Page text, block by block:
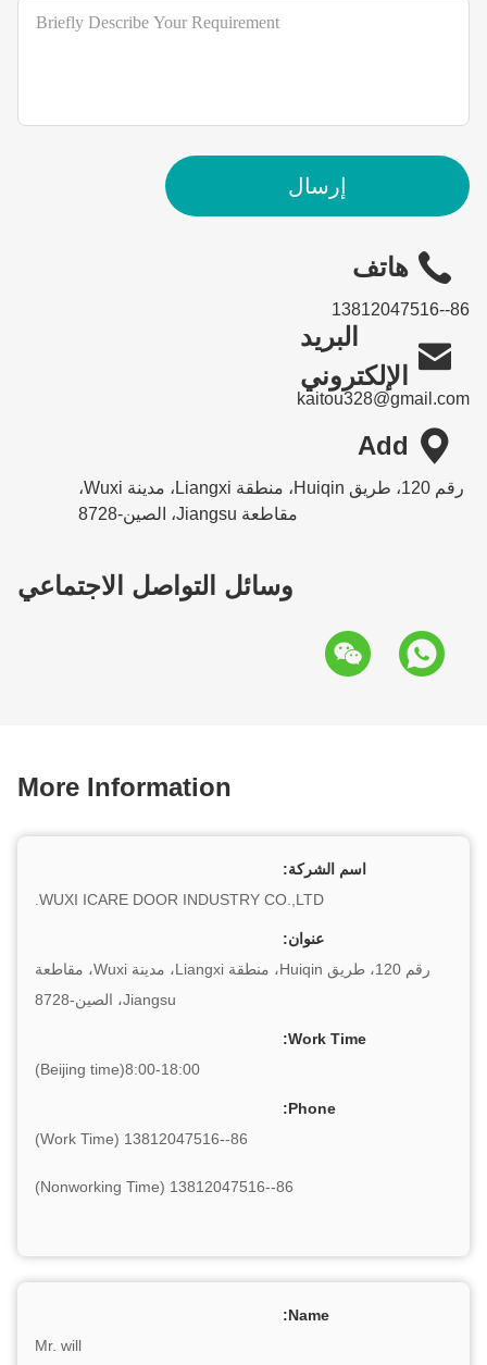
إرسال
هاتف
86--13812047516

البريد
الإلكتروني
kaitou328@gmail.com

Add
رقم 120، طريق Huiqin، منطقة Liangxi، مدينة Wuxi،
مقاطعة Jiangsu، الصين-8728
وسائل التواصل الاجتماعي
More Information
اسم الشركة:
WUXI ICARE DOOR INDUSTRY CO.,LTD.
عنوان:
رقم 120، طريق Huiqin، منطقة Liangxi، مدينة Wuxi، مقاطعة
Jiangsu، الصين-8728
Work Time:
8:00-18:00(Beijing time)
Phone:
86--13812047516 (Work Time)
86--13812047516 (Nonworking Time)
Name:
Mr. will